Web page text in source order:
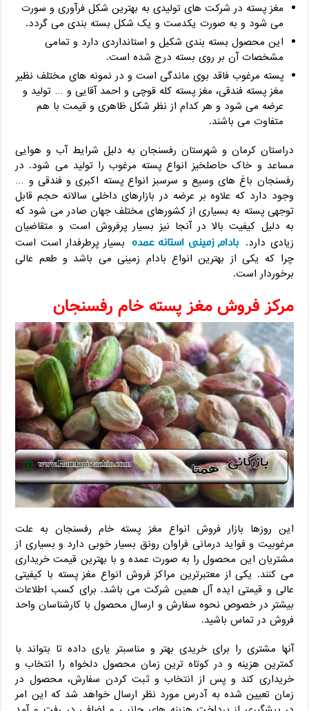
مغز پسته در شرکت های تولیدی به بهترین شکل فرآوری و سورت
می شود و به صورت یکدست و یک شکل بسته بندی می گردد.
این محصول بسته بندی شکیل و استانداردی دارد و تمامی
مشخصات آن بر روی بسته درج شده است.
پسته مرغوب فاقد بوی ماندگی است و در نمونه های مختلف نظیر
مغز پسته فندقی، مغز پسته کله قوچی و احمد آقایی و … تولید و
عرضه می شود و هر کدام از نظر شکل ظاهری و قیمت با هم
متفاوت می باشند.
دراستان کرمان و شهرستان رفسنجان به دلیل شرایط آب و هوایی
مساعد و خاک حاصلخیز انواع پسته مرغوب را تولید می شود. در
رفسنجان باغ های وسیع و سرسبز انواع پسته اکبری و فندقی و …
وجود دارد که علاوه بر عرضه در بازارهای داخلی سالانه حجم قابل
توجهی پسته به بسیاری از کشورهای مختلف جهان صادر می شود که
به دلیل کیفیت بالا در آنجا نیز بسیار پرفروش است و متقاضیان
زیادی دارد. بادام زمینی استانه عمده بسیار پرطرفدار است است
چرا که یکی از بهترین انواع بادام زمینی می باشد و طعم عالی
برخوردار است.
مرکز فروش مغز پسته خام رفسنجان
این روزها بازار فروش انواع مغز پسته خام رفسنجان به علت
مرغوبیت و فواید درمانی فراوان رونق بسیار خوبی دارد و بسیاری از
مشتریان این محصول را به صورت عمده و با بهترین قیمت خریداری
می کنند. یکی از معتبرترین مراکز فروش انواع مغز پسته با کیفیتی
عالی و قیمتی ایده آل همین شرکت می باشد. برای کسب اطلاعات
بیشتر در خصوص نحوه سفارش و ارسال محصول با کارشناسان واحد
فروش در تماس باشید.
آنها مشتری را برای خریدی بهتر و مناسبتر یاری داده تا بتواند با
کمترین هزینه و در کوتاه ترین زمان محصول دلخواه را انتخاب و
خریداری کند و پس از انتخاب و ثبت کردن سفارش، محصول در
زمان تعیین شده به آدرس مورد نظر ارسال خواهد شد که این امر